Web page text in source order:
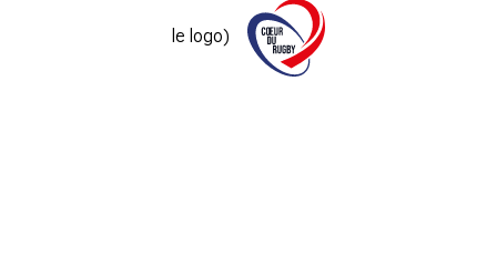
le logo)